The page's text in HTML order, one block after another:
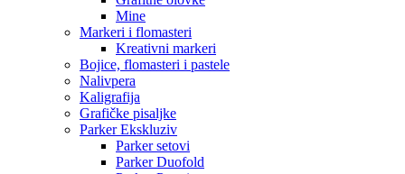
Mine
Markeri i flomasteri
Kreativni markeri
Bojice, flomasteri i pastele
Nalivpera
Kaligrafija
Grafičke pisaljke
Parker Ekskluziv
Parker setovi
Parker Duofold